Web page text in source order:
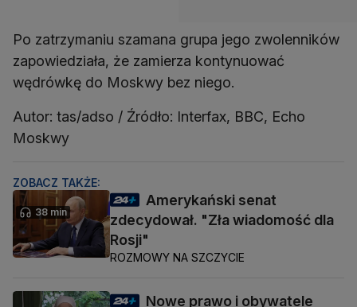
Po zatrzymaniu szamana grupa jego zwolenników
zapowiedziała, że zamierza kontynuować
wędrówkę do Moskwy bez niego.
Autor: tas/adso / Źródło: Interfax, BBC, Echo
Moskwy
ZOBACZ TAKŻE:
38 min
Amerykański senat
zdecydował. "Zła wiadomość dla
Rosji"
ROZMOWY NA SZCZYCIE
Nowe prawo i obywatele